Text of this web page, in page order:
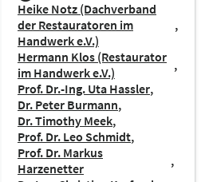
Heike Notz (Dachverband
der Restauratoren im
Handwerk e.V.)
Hermann Klos (Restaurator
im Handwerk e.V.)
Prof. Dr.-Ing. Uta Hassler
Dr. Peter Burmann
Dr. Timothy Meek
Prof. Dr. Leo Schmidt
Prof. Dr. Markus
Harzenetter